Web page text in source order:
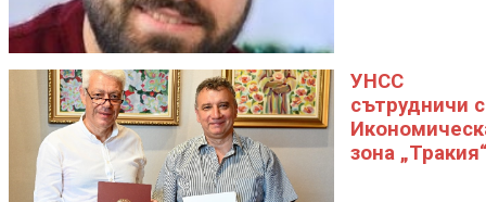
УНСС
сътрудничи с
зона